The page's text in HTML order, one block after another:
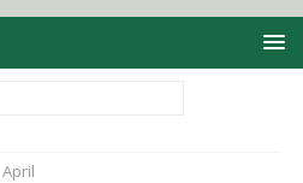
April